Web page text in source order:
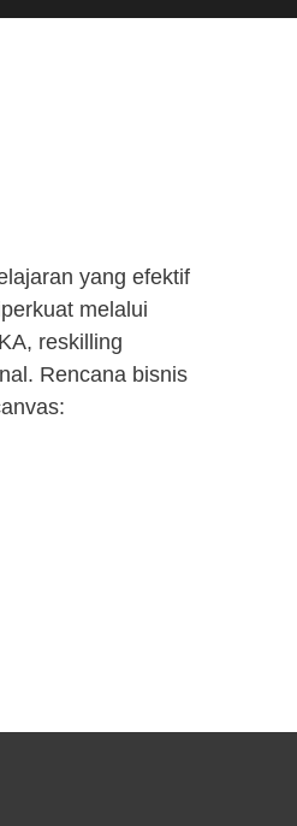
yang efektif
melalui
reskilling
Rencana bisnis